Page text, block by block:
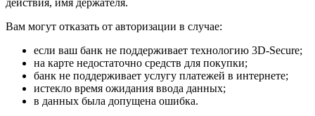
действия, имя держателя.
Вам могут отказать от авторизации в случае:
если ваш банк не поддерживает технологию 3D-Secure;
на карте недостаточно средств для покупки;
банк не поддерживает услугу платежей в интернете;
истекло время ожидания ввода данных;
в данных была допущена ошибка.